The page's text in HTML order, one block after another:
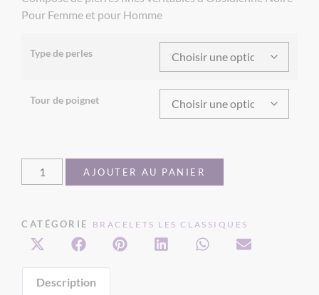
Pour Femme et pour Homme
Type de perles
Tour de poignet
AJOUTER AU PANIER
CATÉGORIE BRACELETS LES CLASSIQUES
Description